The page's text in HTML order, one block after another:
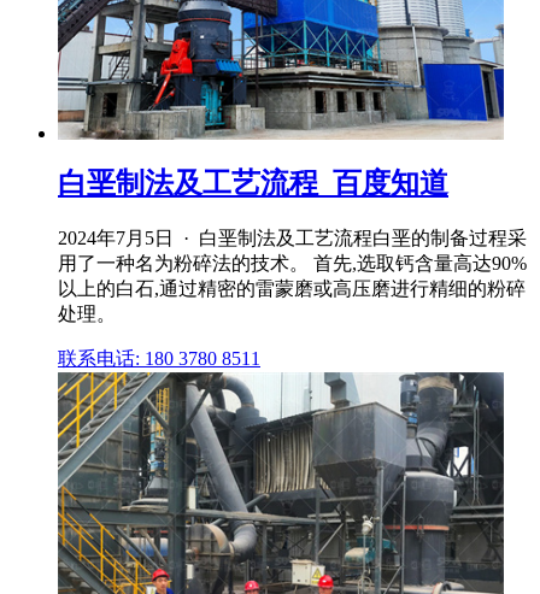
白垩制法及工艺流程_百度知道
2024年7月5日 · 白垩制法及工艺流程白垩的制备过程采
用了一种名为粉碎法的技术。 首先,选取钙含量高达90%
以上的白石,通过精密的雷蒙磨或高压磨进行精细的粉碎
处理。
联系电话: 180 3780 8511